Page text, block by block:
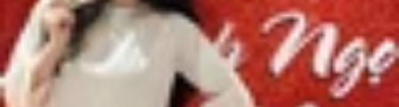
Tin MớiĐánh Giá - Trên Tay So SánhTư vấnKhuyến
mãi
Thủ thuậtHỏi đáp App - GameThông báoKhách
hàng - Sự kiện
Samsung Galaxy S24 FE có chống